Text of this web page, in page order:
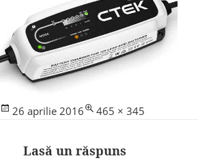
Posted
26 aprilie 2016
Full
465 × 345
Lasă un răspuns